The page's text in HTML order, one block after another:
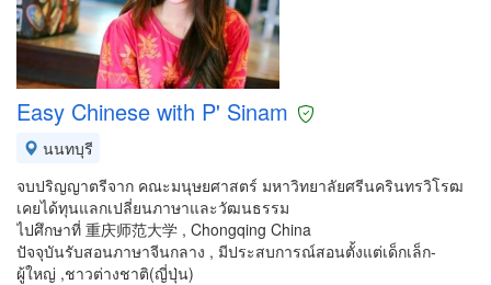
Easy Chinese with P' Sinam
นนทบุรี
จบปริญญาตรีจาก คณะมนุษยศาสตร์ มหาวิทยาลัยศรีนครินทรวิโรฒ
เคยได้ทุนแลกเปลี่ยนภาษาและวัฒนธรรม
ไปศึกษาที่ 重庆师范大学 , Chongqing China
ปัจจุบันรับสอนภาษาจีนกลาง , มีประสบการณ์สอนตั้งแต่เด็กเล็ก-
ผู้ใหญ่ ,ชาวต่างชาติ(ญี่ปุ่น)